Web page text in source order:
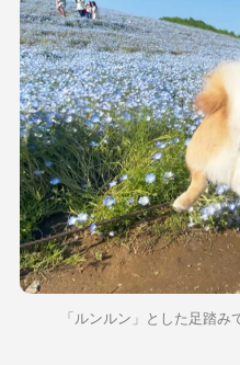
「ルンルン」とした足踏